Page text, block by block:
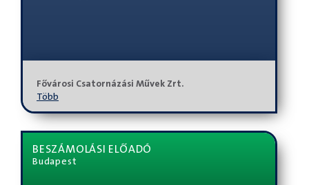
Fővárosi Csatornázási Művek Zrt.
Több
BESZÁMOLÁSI ELŐADÓ
Budapest